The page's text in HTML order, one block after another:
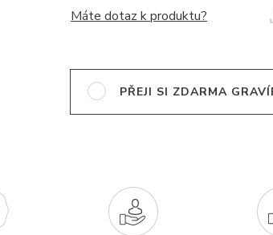
Máte dotaz k produktu?
PŘEJI SI ZDARMA